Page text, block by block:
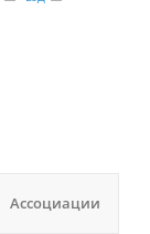
Ассоциации